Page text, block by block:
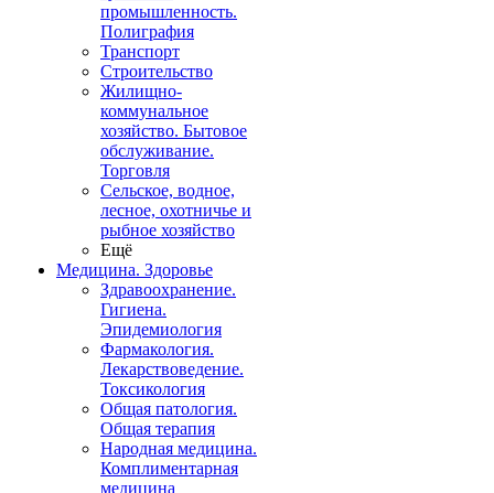
промышленность.
Полиграфия
Транспорт
Строительство
Жилищно-
коммунальное
хозяйство. Бытовое
обслуживание.
Торговля
Сельское, водное,
лесное, охотничье и
рыбное хозяйство
Ещё
Медицина. Здоровье
Здравоохранение.
Гигиена.
Эпидемиология
Фармакология.
Лекарствоведение.
Токсикология
Общая патология.
Общая терапия
Народная медицина.
Комплиментарная
медицина